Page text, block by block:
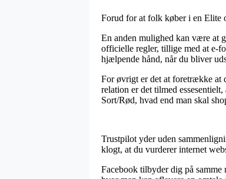
Forud for at folk køber i en Elite
En anden mulighed kan være at
officielle regler, tillige med at e-
hjælpende hånd, når du bliver
For øvrigt er det at foretrække at
relation er det tilmed
Sort/Rød, hvad end man skal
Trustpilot yder uden
klogt, at du vurderer internet
Facebook tilbyder dig på